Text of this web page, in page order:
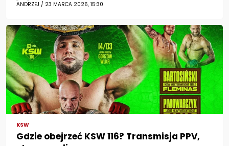
ANDRZEJ / 23 MARCA 2026, 15:30
KSW
Gdzie obejrzeć KSW 116? Transmisja PPV,